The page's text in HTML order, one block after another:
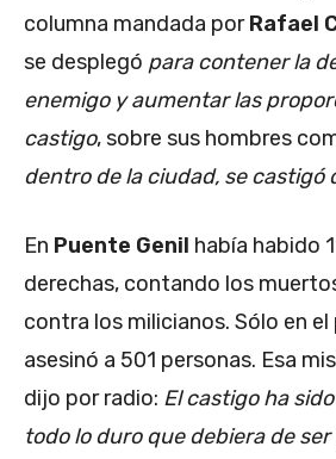
columna mandada porRafael
se desplegó para contener la
enemigo y aumentar las
castigo, sobre sus hombres
dentro de la ciudad, se castigó
En Puente Genil había habido
derechas, contando los
contra los milicianos. Sólo en el
asesinó a 501 personas. Esa
dijo por radio: El castigo ha
todo lo duro que debiera de ser